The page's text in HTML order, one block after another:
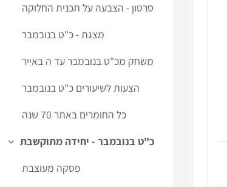
סרטון - הצבעה על תכנית החלוקה
מצגת - כ"ט בנובמבר
משחק מכ"ט בנובמבר עד ה באייר
הצעות לשיעורים כ"ט בנובמבר
כל החומרים באתר 70 שנה
Collapse
כ"ט בנובמבר - יחידה מתוקשבת
פִסקה מעוצבת